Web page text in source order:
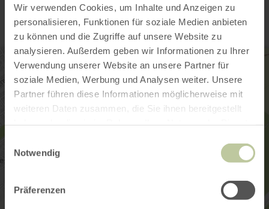
Wir verwenden Cookies, um Inhalte und Anzeigen zu
personalisieren, Funktionen für soziale Medien anbieten
zu können und die Zugriffe auf unsere Website zu
analysieren. Außerdem geben wir Informationen zu Ihrer
Verwendung unserer Website an unsere Partner für
soziale Medien, Werbung und Analysen weiter. Unsere
Partner führen diese Informationen möglicherweise mit
weiteren Daten zusammen, die Sie ihnen bereitgestellt
Notwendig
Präferenzen